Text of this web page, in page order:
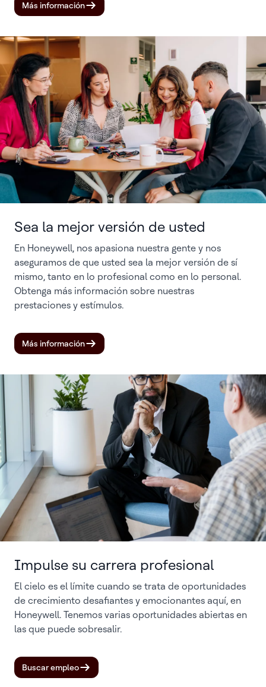
Más información
Sea la mejor versión de usted
En Honeywell, nos apasiona nuestra gente y nos
aseguramos de que usted sea la mejor versión de sí
mismo, tanto en lo profesional como en lo personal.
Obtenga más información sobre nuestras
prestaciones y estímulos.
Más información
Impulse su carrera profesional
El cielo es el límite cuando se trata de oportunidades
de crecimiento desafiantes y emocionantes aquí, en
Honeywell. Tenemos varias oportunidades abiertas en
las que puede sobresalir.
Buscar empleo